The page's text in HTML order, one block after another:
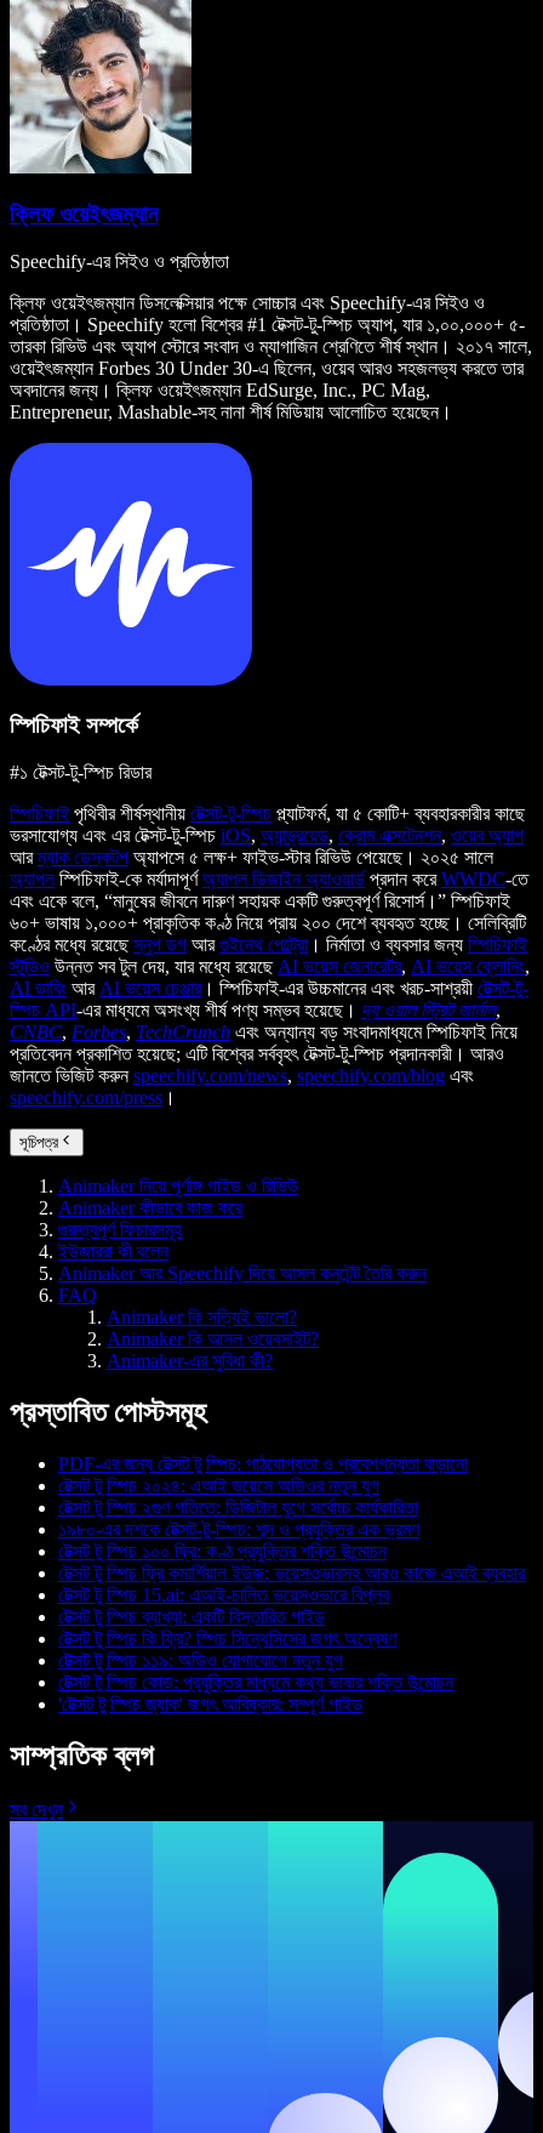
ক্লিফ ওয়েইৎজম্যান
Speechify-এর সিইও ও প্রতিষ্ঠাতা
ক্লিফ ওয়েইৎজম্যান ডিসলেক্সিয়ার পক্ষে সোচ্চার এবং Speechify-এর সিইও ও
প্রতিষ্ঠাতা। Speechify হলো বিশ্বের #1 টেক্সট-টু-স্পিচ অ্যাপ, যার ১,০০,০০০+ ৫-
তারকা রিভিউ এবং অ্যাপ স্টোরে সংবাদ ও ম্যাগাজিন শ্রেণিতে শীর্ষ স্থান। ২০১৭ সালে,
ওয়েইৎজম্যান Forbes 30 Under 30-এ ছিলেন, ওয়েব আরও সহজলভ্য করতে তার
অবদানের জন্য। ক্লিফ ওয়েইৎজম্যান EdSurge, Inc., PC Mag,
Entrepreneur, Mashable-সহ নানা শীর্ষ মিডিয়ায় আলোচিত হয়েছেন।
স্পিচিফাই সম্পর্কে
#১ টেক্সট-টু-স্পিচ রিডার
স্পিচিফাই পৃথিবীর শীর্ষস্থানীয় টেক্সট-টু-স্পিচ প্ল্যাটফর্ম, যা ৫ কোটি+ ব্যবহারকারীর কাছে
ভরসাযোগ্য এবং এর টেক্সট-টু-স্পিচ iOS, অ্যান্ড্রয়েড, ক্রোম এক্সটেনশন, ওয়েব অ্যাপ
আরম্যাক ডেস্কটপ অ্যাপসে ৫ লক্ষ+ ফাইভ-স্টার রিভিউ পেয়েছে। ২০২৫ সালে
অ্যাপলস্পিচিফাই-কে মর্যাদাপূর্ণঅ্যাপল ডিজাইন অ্যাওয়ার্ড প্রদান করেWWDC-তে
এবং একে বলে, “মানুষের জীবনে দারুণ সহায়ক একটি গুরুত্বপূর্ণ রিসোর্স।” স্পিচিফাই
৬০+ ভাষায় ১,০০০+ প্রাকৃতিক কণ্ঠ নিয়ে প্রায় ২০০ দেশে ব্যবহৃত হচ্ছে। সেলিব্রিটি
কণ্ঠের মধ্যে রয়েছেস্নুপ ডগ আরগুইনেথ পেল্ট্রো । নির্মাতা ও ব্যবসার জন্য স্পিচিফাই
স্টুডিও উন্নত সব টুল দেয়, যার মধ্যে রয়েছে AI ভয়েস জেনারেটর, AI ভয়েস ক্লোনিং,
AI ডাবিং আর AI ভয়েস চেঞ্জার। স্পিচিফাই-এর উচ্চমানের এবং খরচ-সাশ্রয়ী টেক্সট-টু-
স্পিচ API-এর মাধ্যমে অসংখ্য শীর্ষ পণ্য সম্ভব হয়েছে। দ্য ওয়াল স্ট্রিট জার্নাল,
CNBC, Forbes, TechCrunch এবং অন্যান্য বড় সংবাদমাধ্যমে স্পিচিফাই নিয়ে
প্রতিবেদন প্রকাশিত হয়েছে; এটি বিশ্বের সর্ববৃহৎ টেক্সট-টু-স্পিচ প্রদানকারী। আরও
জানতে ভিজিট করুনspeechify.com/news, speechify.com/blog এবং
speechify.com/press ।
সূচিপত্র
Animaker নিয়ে পূর্ণাঙ্গ গাইড ও রিভিউ
Animaker কীভাবে কাজ করে
গুরুত্বপূর্ণ ফিচারসমূহ
ইউজাররা কী বলেন
Animaker আর Speechify দিয়ে আসল কনটেন্ট তৈরি করুন
FAQ
Animaker কি সত্যিই ভালো?
Animaker কি আসল ওয়েবসাইট?
Animaker-এর সুবিধা কী?
প্রস্তাবিত পোস্টসমূহ
PDF-এর জন্য টেক্সট টু স্পিচ: পাঠযোগ্যতা ও প্রবেশগম্যতা বাড়ানো
টেক্সট টু স্পিচ ২০২৪: এআই ভয়েসে অডিওর নতুন যুগ
টেক্সট টু স্পিচ ২গুণ গতিতে: ডিজিটাল যুগে সর্বোচ্চ কার্যকারিতা
১৯৮০-এর দশকে টেক্সট-টু-স্পিচ: শব্দ ও প্রযুক্তির এক ভ্রমণ
টেক্সট টু স্পিচ ১০০ ফ্রি: কণ্ঠ প্রযুক্তির শক্তি উন্মোচন
টেক্সট টু স্পিচ ফ্রি কমার্শিয়াল ইউজ: ভয়েসওভারসহ আরও কাজে এআই ব্যবহার
টেক্সট টু স্পিচ 15.ai: এআই-চালিত ভয়েসওভারে বিপ্লব
টেক্সট টু স্পিচ ব্যাখ্যা: একটি বিস্তারিত গাইড
টেক্সট টু স্পিচ কি ফ্রি? স্পিচ সিন্থেসিসের জগৎ অন্বেষণ
টেক্সট টু স্পিচ ১১৯: অডিও যোগাযোগে নতুন যুগ
টেক্সট টু স্পিচ কোড: প্রযুক্তির মাধ্যমে কথ্য ভাষার শক্তি উন্মোচন
'টেক্সট টু স্পিচ জ্যাক' জগৎ আবিষ্কার: সম্পূর্ণ গাইড
সাম্প্রতিক ব্লগ
সব দেখুন